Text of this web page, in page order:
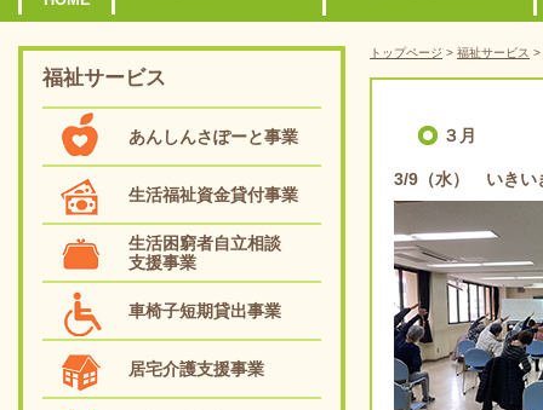
福祉サービス
あんしんさぽーと事業
生活福祉資金貸付事業
生活困窮者自立相談
支援事業
車椅子短期貸出事業
居宅介護支援事業
トップページ > 福祉サービス >
３月
3/9（水） いきい